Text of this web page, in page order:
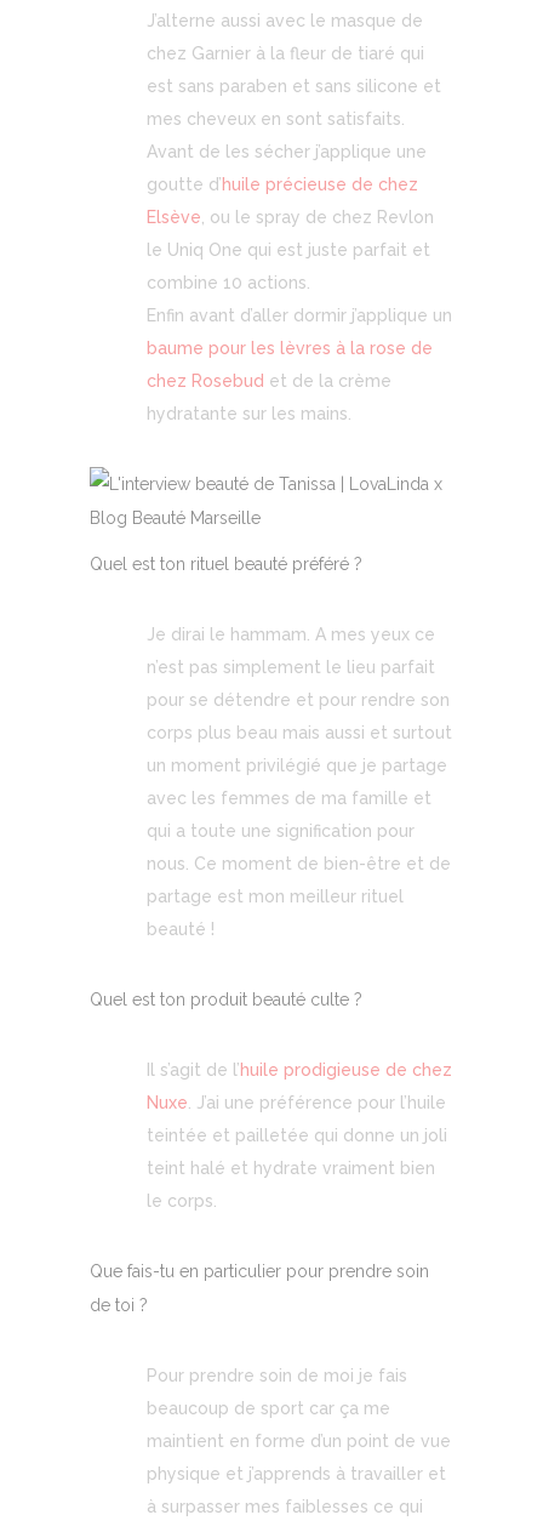
J’alterne aussi avec le masque de
chez Garnier à la fleur de tiaré qui
est sans paraben et sans silicone et
mes cheveux en sont satisfaits.
Avant de les sécher j’applique une
goutte d’huile précieuse de chez
Elsève, ou le spray de chez Revlon
le Uniq One qui est juste parfait et
combine 10 actions.
Enfin avant d’aller dormir j’applique un
baume pour les lèvres à la rose de
chez Rosebud et de la crème
hydratante sur les mains.
Quel est ton rituel beauté préféré ?
Je dirai le hammam. A mes yeux ce
n’est pas simplement le lieu parfait
pour se détendre et pour rendre son
corps plus beau mais aussi et surtout
un moment privilégié que je partage
avec les femmes de ma famille et
qui a toute une signification pour
nous. Ce moment de bien-être et de
partage est mon meilleur rituel
beauté !
Quel est ton produit beauté culte ?
Il s’agit de l’huile prodigieuse de chez
Nuxe. J’ai une préférence pour l’huile
teintée et pailletée qui donne un joli
teint halé et hydrate vraiment bien
le corps.
Que fais-tu en particulier pour prendre soin
de toi ?
Pour prendre soin de moi je fais
beaucoup de sport car ça me
maintient en forme d’un point de vue
physique et j’apprends à travailler et
à surpasser mes faiblesses ce qui